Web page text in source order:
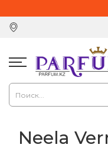
Neela